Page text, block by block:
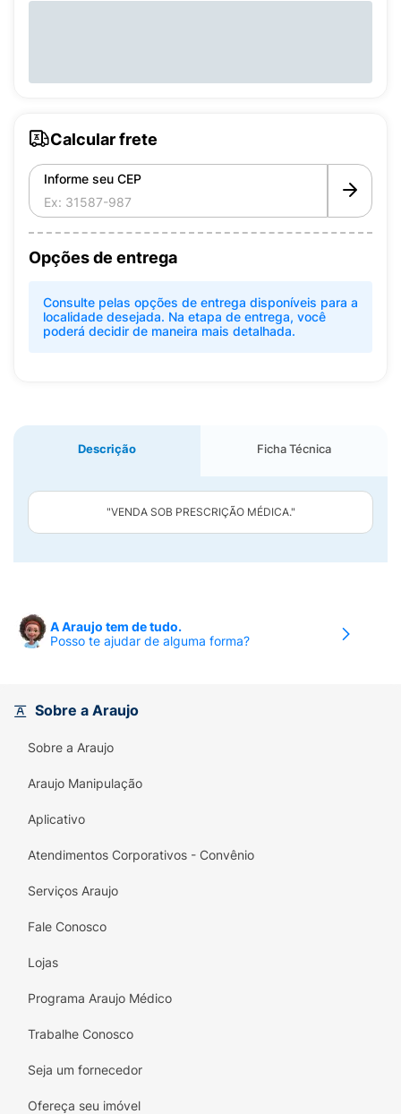
Calcular frete
Informe seu CEP
Opções de entrega
Consulte pelas opções de entrega disponíveis para a
localidade desejada. Na etapa de entrega, você
poderá decidir de maneira mais detalhada.
Descrição Ficha Técnica
"VENDA SOB PRESCRIÇÃO MÉDICA."
A Araujo tem de tudo.
Posso te ajudar de alguma forma?
Sobre a Araujo
Sobre a Araujo
Araujo Manipulação
Aplicativo
Atendimentos Corporativos - Convênio
Serviços Araujo
Fale Conosco
Lojas
Programa Araujo Médico
Trabalhe Conosco
Seja um fornecedor
Ofereça seu imóvel